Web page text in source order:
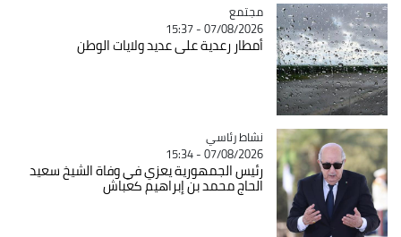
Catégorie
مجتمع
07/08/2026 - 15:37
أمطار رعدية على عديد ولايات الوطن
Catégorie
نشاط رئاسي
07/08/2026 - 15:34
رئيس الجمهورية يعزي في وفاة الشيخ سعيد
الحاج محمد بن إبراهيم كعباش